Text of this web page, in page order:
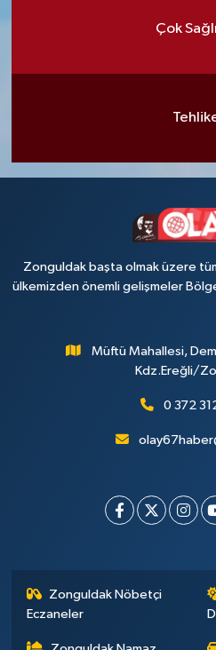
Çok
Zonguldak başta olmak üzere
ülkemizden önemli gelişmeler
Müftü Mahallesi,
Kdz.Ereğli/
0 372
Zonguldak Nöbetçi
Eczaneler